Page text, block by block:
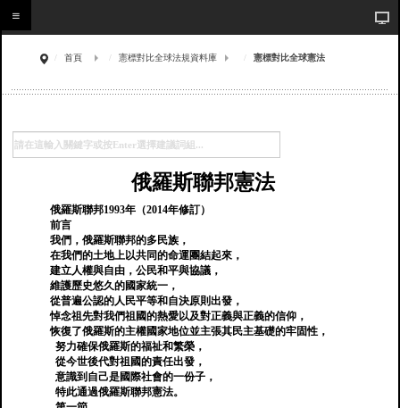
首頁 憲標對比全球法規資料庫 憲標對比全球憲法
俄羅斯聯邦憲法
俄羅斯聯邦1993年（2014年修訂）
前言
我們，俄羅斯聯邦的多民族，
在我們的土地上以共同的命運團結起來，
建立人權與自由，公民和平與協議，
維護歷史悠久的國家統一，
從普遍公認的人民平等和自決原則出發，
悼念祖先對我們祖國的熱愛以及對正義與正義的信仰，
恢復了俄羅斯的主權國家地位並主張其民主基礎的牢固性，
努力確保俄羅斯的福祉和繁榮，
從今世後代對祖國的責任出發，
意識到自己是國際社會的一份子，
特此通過俄羅斯聯邦憲法。